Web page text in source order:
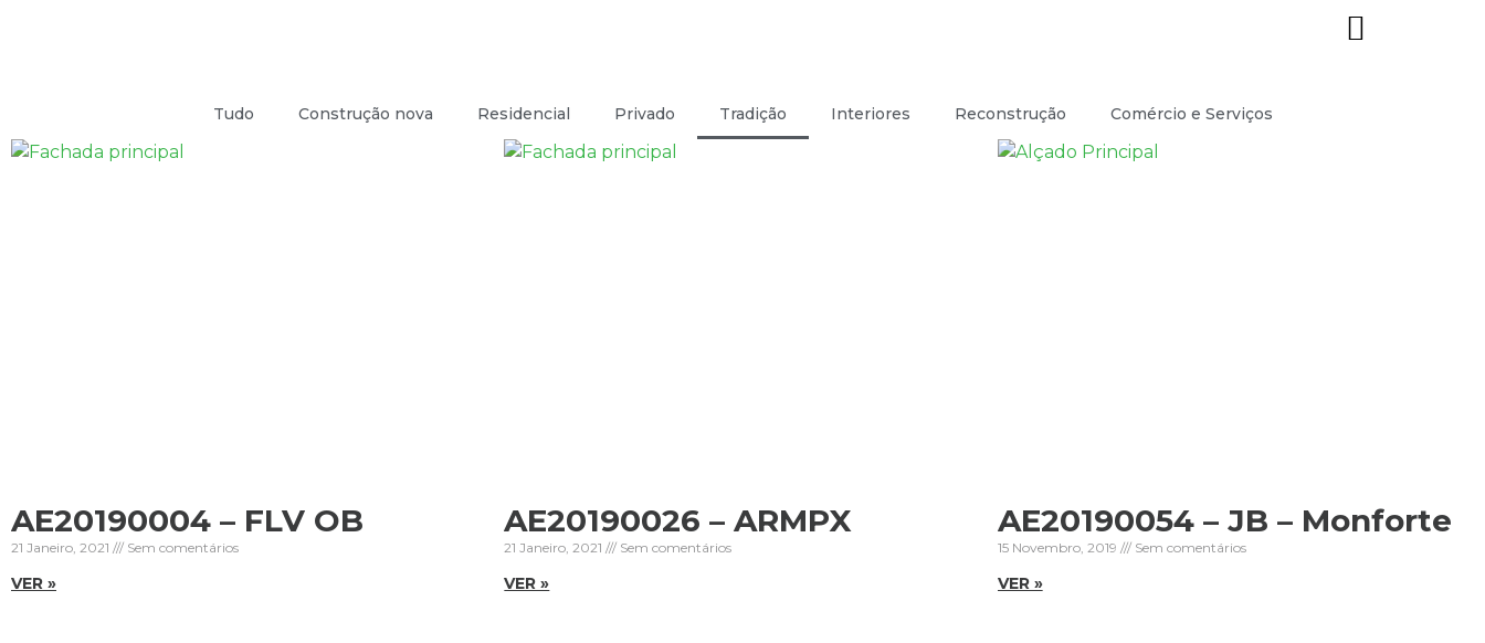
Tudo Construção nova Residencial Privado Tradição Interiores Reconstrução Comércio e Serviços
AE20190004 – FLV OB
21 Janeiro, 2021 Sem comentários
VER »
AE20190026 – ARMPX
21 Janeiro, 2021 Sem comentários
VER »
AE20190054 – JB – Monforte
15 Novembro, 2019 Sem comentários
VER »